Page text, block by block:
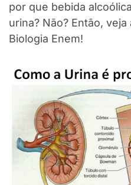
por que bebida
urina? Não? Então,
Biologia Enem!